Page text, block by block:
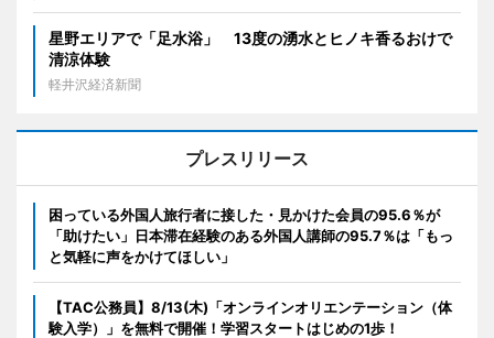
星野エリアで「足水浴」 13度の湧水とヒノキ香るおけで
清涼体験
軽井沢経済新聞
プレスリリース
困っている外国人旅行者に接した・見かけた会員の95.6％が
「助けたい」日本滞在経験のある外国人講師の95.7％は「もっ
と気軽に声をかけてほしい」
【TAC公務員】8/13(木)「オンラインオリエンテーション（体
験入学）」を無料で開催！学習スタートはじめの1歩！